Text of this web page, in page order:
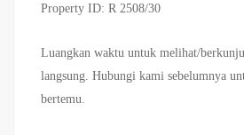
Property ID: R 2508/30
Luangkan waktu untuk melihat/
langsung. Hubungi kami sebelumnya
bertemu.